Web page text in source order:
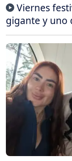
Viernes
gigante y uno